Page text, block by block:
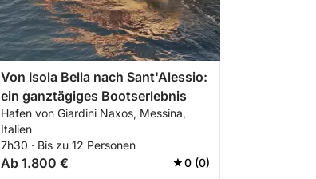
Von Isola Bella nach Sant'Alessio:
ein ganztägiges Bootserlebnis
Hafen von Giardini Naxos, Messina,
Italien
7h30 · Bis zu 12 Personen
Ab 1.800 € 0 (0)